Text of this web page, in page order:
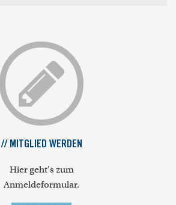
// MITGLIED WERDEN
Hier geht's zum
Anmeldeformular.